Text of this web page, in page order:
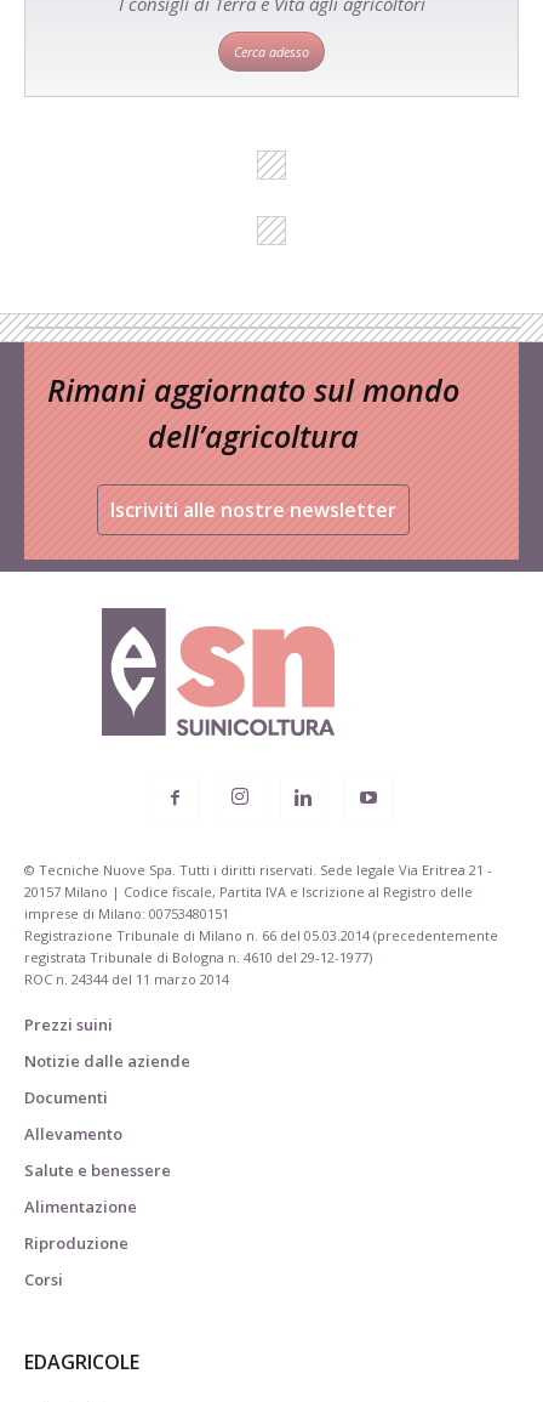
Cerca adesso
Rimani aggiornato sul mondo
dell’agricoltura
Iscriviti alle nostre newsletter
© Tecniche Nuove Spa. Tutti i diritti riservati. Sede legale Via Eritrea 21 -
20157 Milano | Codice fiscale, Partita IVA e Iscrizione al Registro delle
imprese di Milano: 00753480151
Registrazione Tribunale di Milano n. 66 del 05.03.2014 (precedentemente
registrata Tribunale di Bologna n. 4610 del 29-12-1977)
ROC n. 24344 del 11 marzo 2014
Prezzi suini
Notizie dalle aziende
Documenti
Allevamento
Salute e benessere
Alimentazione
Riproduzione
Corsi
EDAGRICOLE